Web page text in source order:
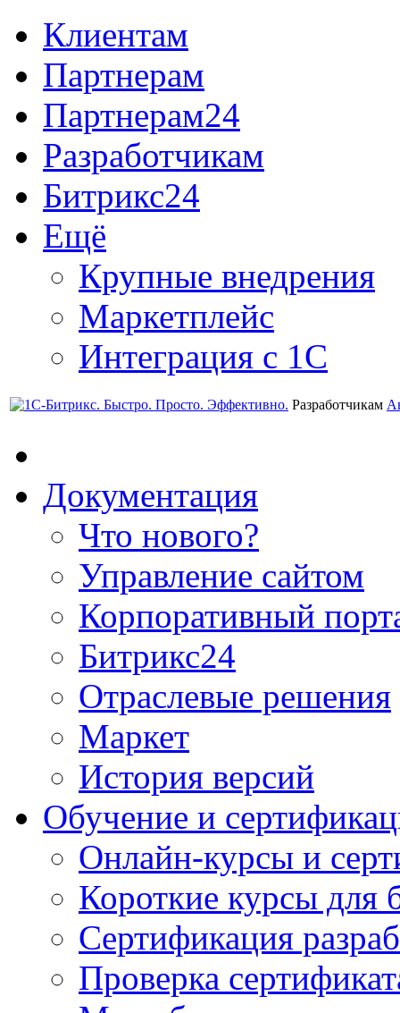
Клиентам
Партнерам
Партнерам24
Разработчикам
Битрикс24
Ещё
Крупные внедрения
Маркетплейс
Интеграция с 1С
Разработчикам
Документация
Что нового?
Управление сайтом
Корпоративный
Битрикс24
Отраслевые решения
Маркет
История версий
Обучение и
Онлайн-курсы и
Короткие курсы для
Сертификация
Проверка